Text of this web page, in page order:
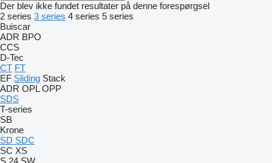
Der blev ikke fundet resultater på denne forespørgsel
2 series 3 series 4 series 5 series
Buiscar
ADR BPO
CCS
D-Tec
CT FT
EF Sliding Stack
ADR OPL OPP
SDS
T-series
SB
Krone
SD SDC
SC XS
S 24 SW